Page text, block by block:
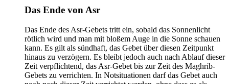
Das Ende von Asr
Das Ende des Asr-Gebets tritt ein, sobald das Sonnenlicht
rötlich wird und man mit bloßem Auge in die Sonne schauen
kann. Es gilt als sündhaft, das Gebet über diesen Zeitpunkt
hinaus zu verzögern. Es bleibt jedoch auch nach Ablauf dieser
Zeit verpflichtend, das Asr-Gebet bis zur Zeit des Maghrib-
Gebets zu verrichten. In Notsituationen darf das Gebet auch